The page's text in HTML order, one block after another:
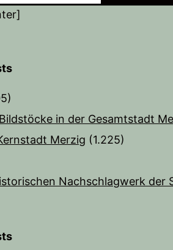
in der Gesamtstadt
Merzig (1.225)
Nachschlagwerk der